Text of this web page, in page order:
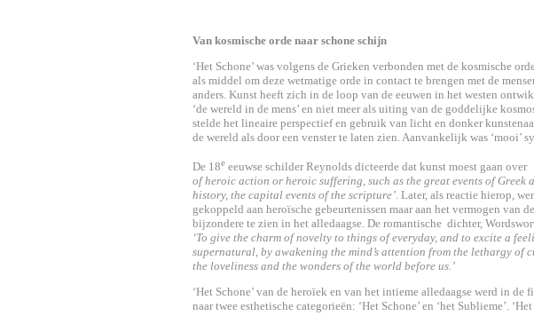
Van kosmische orde naar schone schijn
‘Het Schone’ was volgens de Grieken verbonden met de kosmische
als middel om deze wetmatige orde in contact te brengen met de
anders. Kunst heeft zich in de loop van de eeuwen in het westen
‘de wereld in de mens’ en niet meer als uiting van de goddelijke
stelde het lineaire perspectief en gebruik van licht en donker
de wereld als door een venster te laten zien. Aanvankelijk was ‘mooi’
De 18e eeuwse schilder Reynolds dicteerde dat kunst moest gaan over
of heroic action or heroic suffering, such as the great events of Greek
history, the capital events of the scripture’. Later, als reactie hierop,
gekoppeld aan heroïsche gebeurtenissen maar aan het vermogen van
bijzondere te zien in het alledaagse. De romantische dichter,
‘To give the charm of novelty to things of everyday, and to excite a
supernatural, by awakening the mind’s attention from the lethargy of
the loveliness and the wonders of the world before us.’
‘Het Schone’ van de heroïek en van het intieme alledaagse werd in de
naar twee esthetische categorieën: ‘Het Schone’ en ‘het Sublieme’.